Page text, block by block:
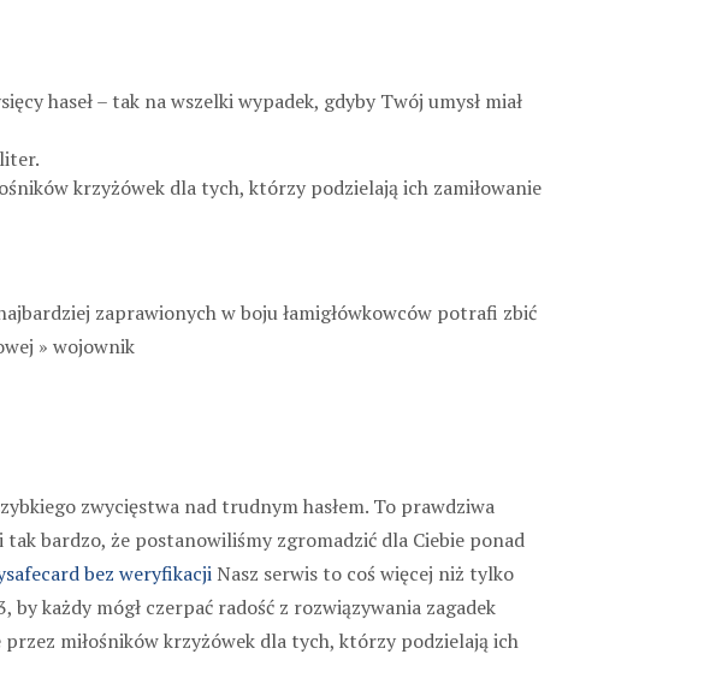
haseł – tak na wszelki wypadek, gdyby Twój umysł miał
krzyżówek dla tych, którzy podzielają ich zamiłowanie
zaprawionych w boju łamigłówkowców potrafi zbić
» wojownik
zwycięstwa nad trudnym hasłem. To prawdziwa
bardzo, że postanowiliśmy zgromadzić dla Ciebie ponad
bez weryfikacjiNasz serwis to coś więcej niż tylko
każdy mógł czerpać radość z rozwiązywania zagadek
miłośników krzyżówek dla tych, którzy podzielają ich